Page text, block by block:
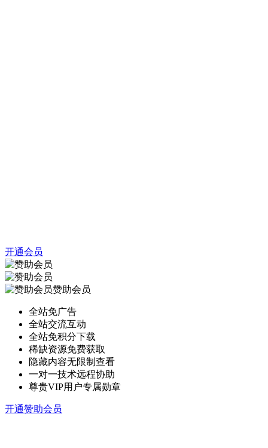
开通会员
赞助会员
全站免广告
全站交流互动
全站免积分下载
稀缺资源免费获取
隐藏内容无限制查看
一对一技术远程协助
尊贵VIP用户专属勋章
开通赞助会员